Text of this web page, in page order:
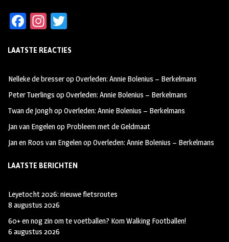
Fa
b
oo
k
In
ag
m
tt
LAATSTE REACTIES
Nelleke de bresseropOverleden: Annie Bolenius – Berkelmans
Peter Tuerlings opOverleden: Annie Bolenius – Berkelmans
Twan de JonghopOverleden: Annie Bolenius – Berkelmans
Jan van Engelenop Probleem met de Geldmaat
Jan en Roos van EngelenopOverleden: Annie Bolenius – Berkelmans
LAATSTE BERICHTEN
Leyetocht 2026: nieuwe fietsroutes
8 augustus 2026
60+ en nog zin om te voetballen? Kom Walking Footballen!
6 augustus 2026